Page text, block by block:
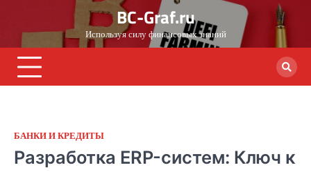
content
BC-Graf.ru
Используя силу финансовых знаний
БАНКИ И КРЕДИТЫ
Разработка ERP-систем: Ключ к